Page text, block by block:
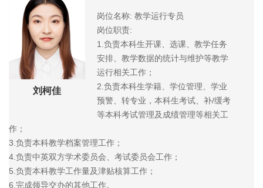
刘柯佳
岗位名称: 教学运行专员
岗位职责:
1.负责本科生开课、选课、教学任务
安排、教学数据的统计与维护等教学
运行相关工作；
2.负责本科生学籍、学位管理、学业
预警、转专业，本科生考试、补/缓考
等本科考试管理及成绩管理等相关工
作；
3.负责本科教学档案管理工作；
4.负责中英双方学术委员会、考试委员会工作；
5.负责本科教学工作量及津贴核算工作；
6.完成领导交办的其他工作。